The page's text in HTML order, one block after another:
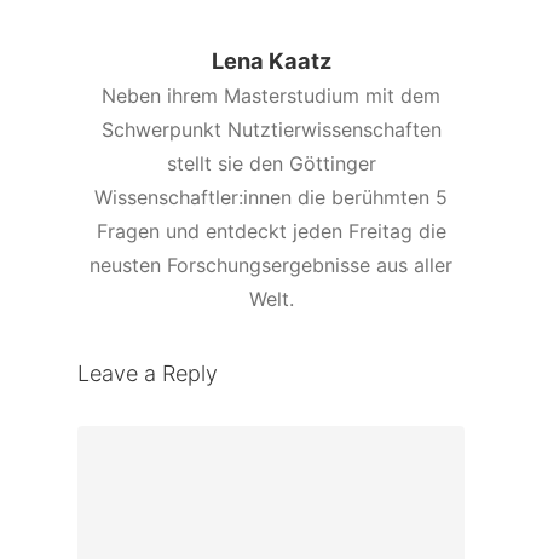
Lena Kaatz
Neben ihrem Masterstudium mit dem
Schwerpunkt Nutztierwissenschaften
stellt sie den Göttinger
Wissenschaftler:innen die berühmten 5
Fragen und entdeckt jeden Freitag die
neusten Forschungsergebnisse aus aller
Welt.
Leave a Reply